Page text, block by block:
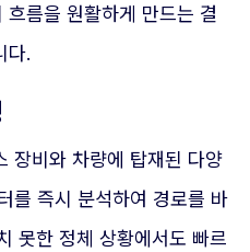
름을 원활하게 만드는 결
다.
장비와 차량에 탑재된 다양
를 즉시 분석하여 경로를 바
못한 정체 상황에서도 빠르